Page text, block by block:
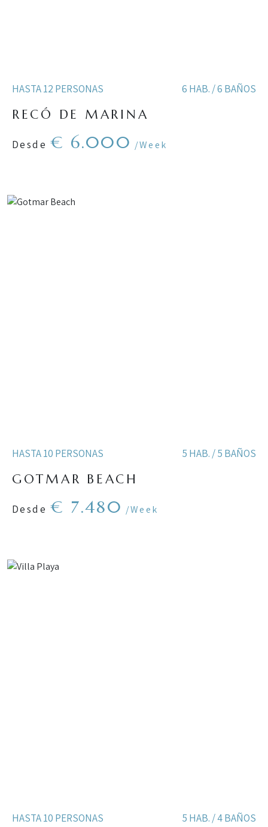
HASTA 12 PERSONAS 6 HAB. / 6 BAÑOS
RECÓ DE MARINA
Desde € 6.000 /Week
HASTA 10 PERSONAS 5 HAB. / 5 BAÑOS
GOTMAR BEACH
Desde € 7.480 /Week
HASTA 10 PERSONAS 5 HAB. / 4 BAÑOS